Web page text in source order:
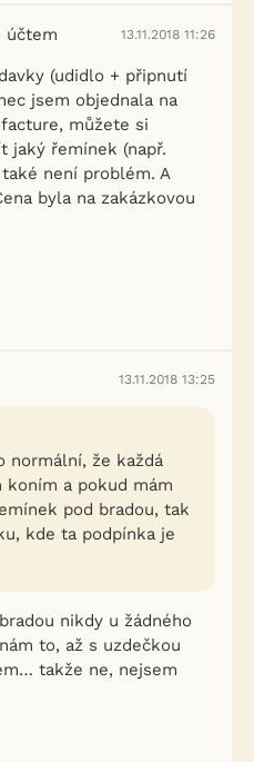
účtem 13.11.2018 11:26
(udidlo + připnutí
jsem objednala na
můžete si
jaký řemínek (např.
není problém. A
byla na zakázkovou
13.11.2018 13:25
normální, že každá
koním a pokud mám
pod bradou, tak
kde ta podpínka je
nikdy u žádného
to, až s uzdečkou
takže ne, nejsem